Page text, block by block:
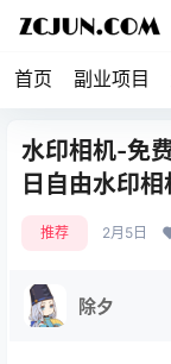
首页 副业项目
水印相机-免
日自由水印相
推荐 2月5日
除夕